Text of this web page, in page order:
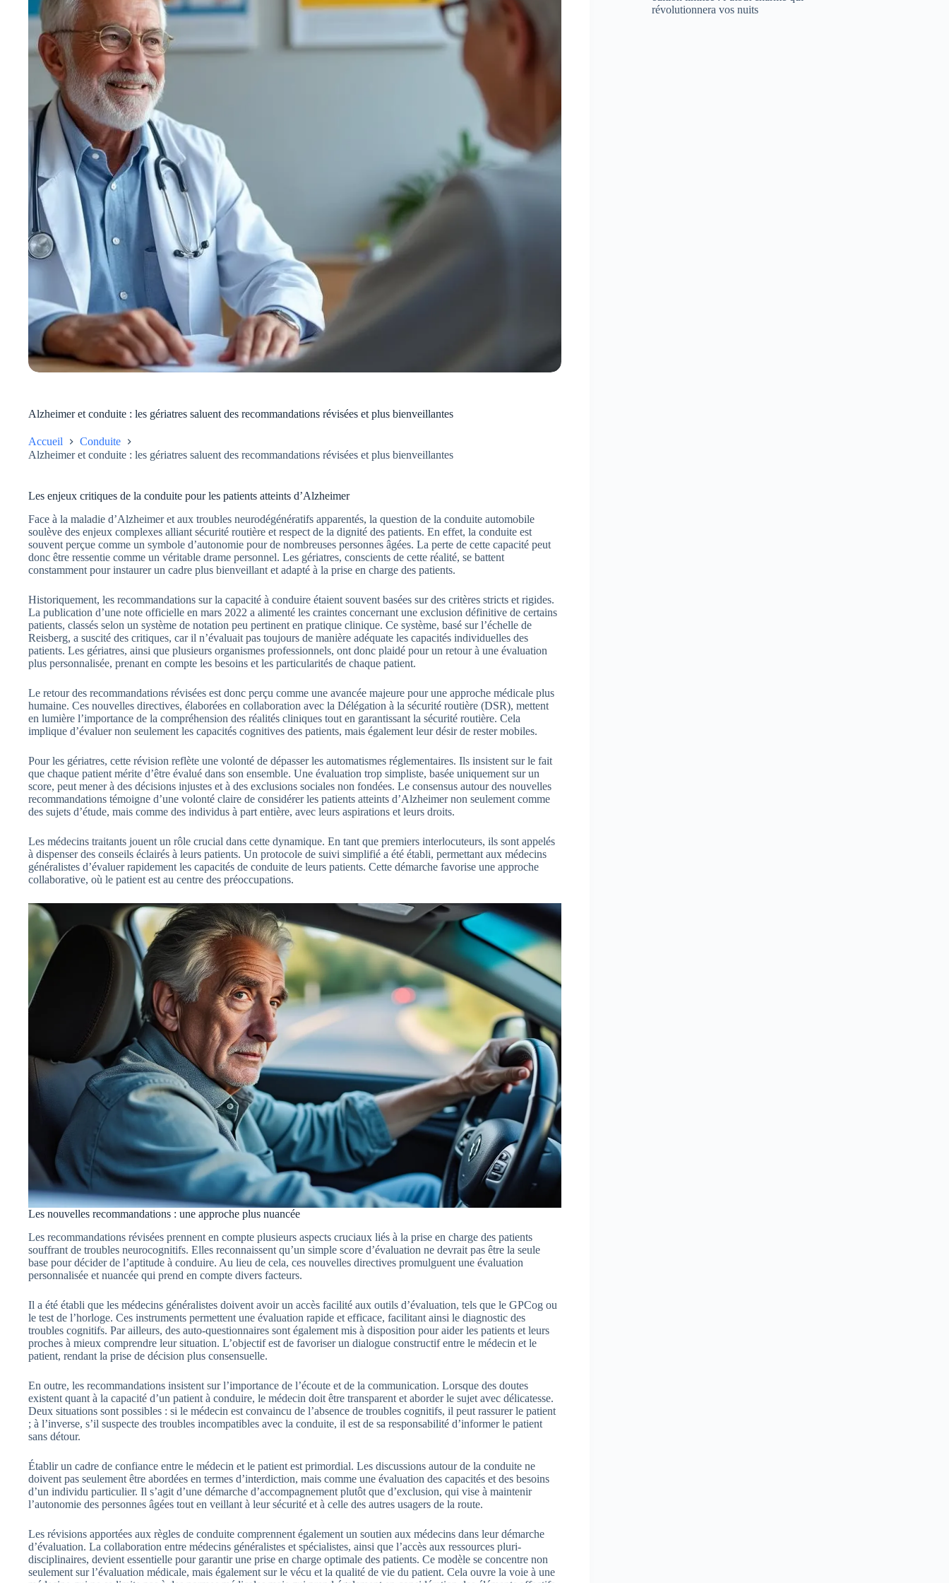
Alzheimer et conduite : les gériatres saluent des recommandations révisées et plus bienveillantes
Accueil
Conduite
Alzheimer et conduite : les gériatres saluent des recommandations révisées et plus bienveillantes
Les enjeux critiques de la conduite pour les patients atteints d’Alzheimer
Face à la maladie d’Alzheimer et aux troubles neurodégénératifs apparentés, la question de la conduite automobile
soulève des enjeux complexes alliant sécurité routière et respect de la dignité des patients. En effet, la conduite est
souvent perçue comme un symbole d’autonomie pour de nombreuses personnes âgées. La perte de cette capacité peut
donc être ressentie comme un véritable drame personnel. Les gériatres, conscients de cette réalité, se battent
constamment pour instaurer un cadre plus bienveillant et adapté à la prise en charge des patients.
Historiquement, les recommandations sur la capacité à conduire étaient souvent basées sur des critères stricts et rigides.
La publication d’une note officielle en mars 2022 a alimenté les craintes concernant une exclusion définitive de certains
patients, classés selon un système de notation peu pertinent en pratique clinique. Ce système, basé sur l’échelle de
Reisberg, a suscité des critiques, car il n’évaluait pas toujours de manière adéquate les capacités individuelles des
patients. Les gériatres, ainsi que plusieurs organismes professionnels, ont donc plaidé pour un retour à une évaluation
plus personnalisée, prenant en compte les besoins et les particularités de chaque patient.
Le retour des recommandations révisées est donc perçu comme une avancée majeure pour une approche médicale plus
humaine. Ces nouvelles directives, élaborées en collaboration avec la Délégation à la sécurité routière (DSR), mettent
en lumière l’importance de la compréhension des réalités cliniques tout en garantissant la sécurité routière. Cela
implique d’évaluer non seulement les capacités cognitives des patients, mais également leur désir de rester mobiles.
Pour les gériatres, cette révision reflète une volonté de dépasser les automatismes réglementaires. Ils insistent sur le fait
que chaque patient mérite d’être évalué dans son ensemble. Une évaluation trop simpliste, basée uniquement sur un
score, peut mener à des décisions injustes et à des exclusions sociales non fondées. Le consensus autour des nouvelles
recommandations témoigne d’une volonté claire de considérer les patients atteints d’Alzheimer non seulement comme
des sujets d’étude, mais comme des individus à part entière, avec leurs aspirations et leurs droits.
Les médecins traitants jouent un rôle crucial dans cette dynamique. En tant que premiers interlocuteurs, ils sont appelés
à dispenser des conseils éclairés à leurs patients. Un protocole de suivi simplifié a été établi, permettant aux médecins
généralistes d’évaluer rapidement les capacités de conduite de leurs patients. Cette démarche favorise une approche
collaborative, où le patient est au centre des préoccupations.
Les nouvelles recommandations : une approche plus nuancée
Les recommandations révisées prennent en compte plusieurs aspects cruciaux liés à la prise en charge des patients
souffrant de troubles neurocognitifs. Elles reconnaissent qu’un simple score d’évaluation ne devrait pas être la seule
base pour décider de l’aptitude à conduire. Au lieu de cela, ces nouvelles directives promulguent une évaluation
personnalisée et nuancée qui prend en compte divers facteurs.
Il a été établi que les médecins généralistes doivent avoir un accès facilité aux outils d’évaluation, tels que le GPCog ou
le test de l’horloge. Ces instruments permettent une évaluation rapide et efficace, facilitant ainsi le diagnostic des
troubles cognitifs. Par ailleurs, des auto-questionnaires sont également mis à disposition pour aider les patients et leurs
proches à mieux comprendre leur situation. L’objectif est de favoriser un dialogue constructif entre le médecin et le
patient, rendant la prise de décision plus consensuelle.
En outre, les recommandations insistent sur l’importance de l’écoute et de la communication. Lorsque des doutes
existent quant à la capacité d’un patient à conduire, le médecin doit être transparent et aborder le sujet avec délicatesse.
Deux situations sont possibles : si le médecin est convaincu de l’absence de troubles cognitifs, il peut rassurer le patient
; à l’inverse, s’il suspecte des troubles incompatibles avec la conduite, il est de sa responsabilité d’informer le patient
sans détour.
Établir un cadre de confiance entre le médecin et le patient est primordial. Les discussions autour de la conduite ne
doivent pas seulement être abordées en termes d’interdiction, mais comme une évaluation des capacités et des besoins
d’un individu particulier. Il s’agit d’une démarche d’accompagnement plutôt que d’exclusion, qui vise à maintenir
l’autonomie des personnes âgées tout en veillant à leur sécurité et à celle des autres usagers de la route.
Les révisions apportées aux règles de conduite comprennent également un soutien aux médecins dans leur démarche
d’évaluation. La collaboration entre médecins généralistes et spécialistes, ainsi que l’accès aux ressources pluri-
disciplinaires, devient essentielle pour garantir une prise en charge optimale des patients. Ce modèle se concentre non
seulement sur l’évaluation médicale, mais également sur le vécu et la qualité de vie du patient. Cela ouvre la voie à une
révolutionnera vos nuits